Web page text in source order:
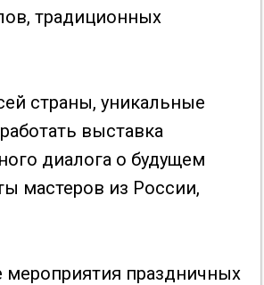
традиционных
страны, уникальные
выставка
диалога о будущем
мастеров из России,
мероприятия праздничных